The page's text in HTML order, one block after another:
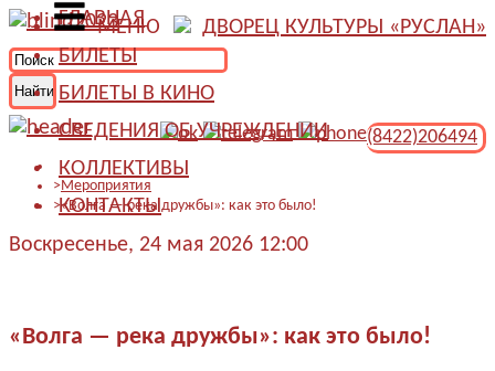
ГЛАВНАЯ
БИЛЕТЫ
БИЛЕТЫ В КИНО
СВЕДЕНИЯ ОБ УЧРЕЖДЕНИИ
КОЛЛЕКТИВЫ
КОНТАКТЫ
МЕНЮ ДВОРЕЦ КУЛЬТУРЫ «РУСЛАН»
(8422)206494
Мероприятия
«Волга — река дружбы»: как это было!
Воскресенье, 24 мая 2026 12:00
«Волга — река дружбы»: как это было!